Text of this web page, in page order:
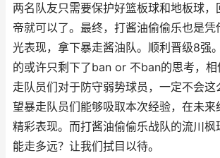
两名队友只需要保护好篮板球和地板球，
帝就可以了。最终，打酱油偷偷乐也是凭
光表现，拿下暴走酱油队。顺利晋级8强
的或许只剩下了ban or 不ban的思考，相
走队员们对于防守弱势球员，一定不会这
望暴走队员们能够吸取本次经验，在未来
精彩表现。而打酱油偷偷乐战队的流川枫
能走多远？让我们拭目以待。